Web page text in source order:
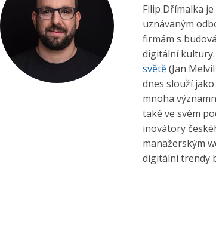
Filip Dřímalka
uznávaným
firmám s
digitální
světě(Jan
dnes slouží
mnoha
také ve svém
inovátory
manažerským
digitální trendy